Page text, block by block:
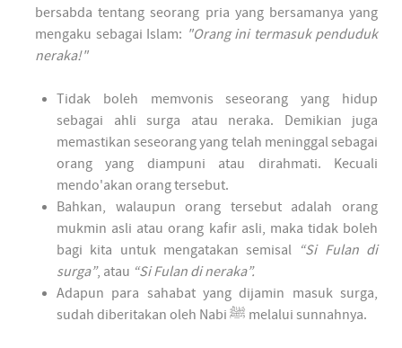
bersabda tentang seorang pria yang bersamanya yang
mengaku sebagai Islam: "Orang ini termasuk penduduk
neraka!"
Tidak boleh memvonis seseorang yang hidup
sebagai ahli surga atau neraka. Demikian juga
memastikan seseorang yang telah meninggal sebagai
orang yang diampuni atau dirahmati. Kecuali
mendo'akan orang tersebut.
Bahkan, walaupun orang tersebut adalah orang
mukmin asli atau orang kafir asli, maka tidak boleh
bagi kita untuk mengatakan semisal
“Si Fulan di
surga”, atau “Si Fulan di neraka”.
Adapun para sahabat yang dijamin masuk surga,
sudah diberitakan oleh Nabi ﷺ melalui sunnahnya.